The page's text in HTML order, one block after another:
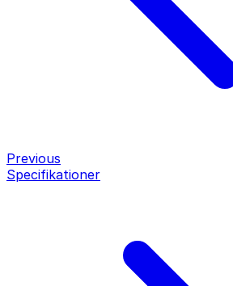
Previous
Specifikationer